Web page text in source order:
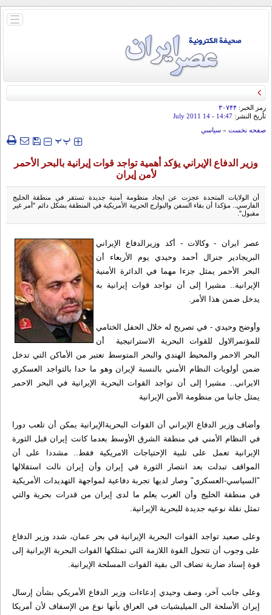
باز
رمز الخبر: ۳۰۷۴۴
تأريخ النشر: 14:47
- 14 July 2011
صفحه نخست » سياسي
‍‍‍ پپ
وزير الدفاع الإيراني يؤكد أهمية تواجد قوات إيرانية بالبحر الأحمر
لأمن إيران
أن الولايات المتحدة عجزت عن ايجاد منظومة أمنية جديدة تستقر في منطقة الخليج
الفارسي.. مؤكدا أن بقاء السفن والبوارج الحربية الأمريكية في المنطقة بشكل دائم "أمر غير
مقبول".
عصر ایران - وکالات - أكد وزيرالدفاع الإيراني
البريجادير جنرال أحمد وحيدي يوم الأربعاء أن
البحر الأحمر يمثل جزءا مهما في الدائرة الأمنية
الإيرانية.. مشيرا إلى أن تواجد قوات إيرانية به
يدخل ضمن هذا الأمر.
وأوضح وحيدي - في تصريح له خلال الحفل الختامي
للمؤتمرالاول للقوات البحرية الاستراتيجية أن
البحر الاحمر والمحيط الهندي والبحر المتوسط تعتبر من الأماكن التي تدخل
ضمن أولويات النظام الأمني بالنسبة لإيران وهو ما حدا بالتواجد العسكري
الايراني.. مشيرا إلى أن تواجد القوات البحرية الإيرانية في البحر الاحمر
يمثل جانبا من منظومة الأمن الإيرانية
وأضاف وزير الدفاع الإيراني أن القوات البحريةالإيرانية يمكن أن تلعب دورا
في النظام الأمني في منطقة الشرق الأوسط بعدما كانت إيران قبل الثورة
الإيرانية تعمل على تلبية الإحتياجات الامريكية فقط.. مشددا على أن
المواقف تبدلت بعد انتصار الثورة في إيران وأن إيران نالت استقلالها
"السياسي-العسكري" وصار لديها تجربة دفاعية لمواجهة التهديدات الأمريكية
في منطقة الخليج وأن الغرب يعلم ما لدى إيران من قدرات بحرية والتي
تمثل نقلة نوعيه جديدة للبحرية الإيرانية.
وعلى صعيد تواجد القوات البحرية الإيرانية في بحر عمان، شدد وزير الدفاع
على وجوب أن تتحول القوة اللازمة التي تمتلكها القوات البحرية الإيرانية إلى
قوة إسناد ضاربة تضاف الى بقية القوات المسلحة الإيرانية.
وعلى جانب آخر، وصف وحيدي إدعاءات وزير الدفاع الأمريكي بشأن إرسال
إيران الأسلحة الى الميليشيات في العراق بأنها نوع من الإسفاف لأن أمريكا